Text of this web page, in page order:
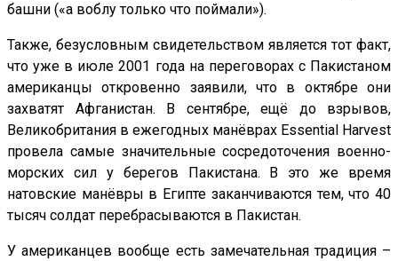
башни («а воблу только что поймали»).
Также, безусловным свидетельством является тот факт,
что уже в июле 2001 года на переговорах с Пакистаном
американцы откровенно заявили, что в октябре они
захватят Афганистан. В сентябре, ещё до взрывов,
Великобритания в ежегодных манёврах Essential Harvest
провела самые значительные сосредоточения военно-
морских сил у берегов Пакистана. В это же время
натовские манёвры в Египте заканчиваются тем, что 40
тысяч солдат перебрасываются в Пакистан.
У американцев вообще есть замечательная традиция –